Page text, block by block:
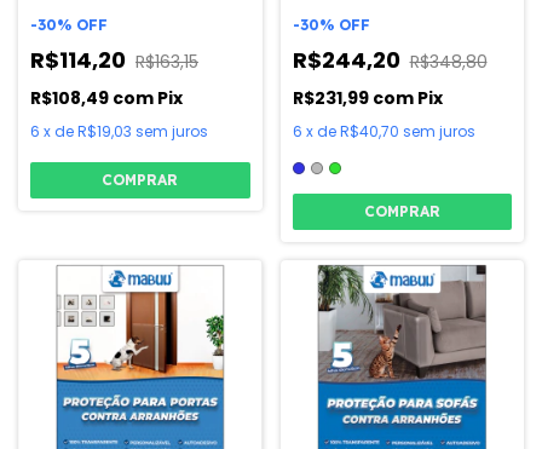
-30% OFF
R$114,20 R$163,15
R$108,49 com Pix
6 x deR$19,03 sem juros
-30% OFF
R$244,20 R$348,80
R$231,99 com Pix
6 x deR$40,70 sem juros
COMPRAR